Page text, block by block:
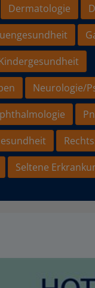
Dermatologie
Neurologie/
Seltene